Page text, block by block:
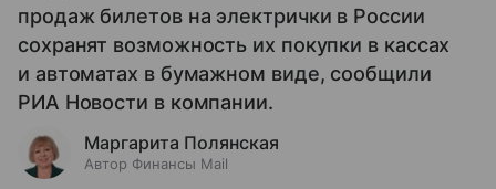
продаж билетов на электрички в России
сохранят возможность их покупки в кассах
и автоматах в бумажном виде, сообщили
РИА Новости в компании.
Маргарита Полянская
Автор Финансы Mail